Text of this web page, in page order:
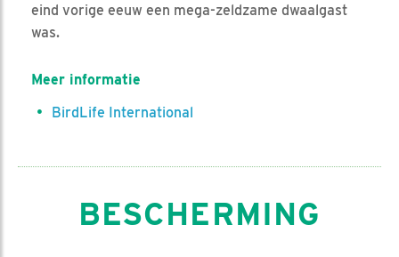
eind vorige eeuw een mega-zeldzame dwaalgast
was.
Meer informatie
BirdLife International
BESCHERMING